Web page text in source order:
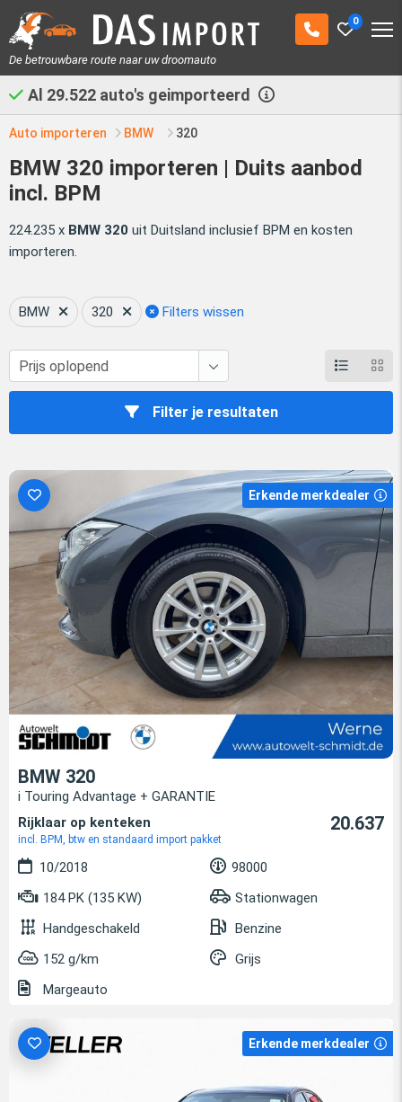
0
De betrouwbare route naar uw droomauto
Al 29.522 auto's geimporteerd
Auto importeren BMW 320
BMW 320 importeren | Duits aanbod
incl. BPM
224.235 x BMW 320 uit Duitsland inclusief BPM en kosten
importeren.
BMW 320 Filters wissen
Filter je resultaten
Erkende merkdealer
BMW 320
i Touring Advantage + GARANTIE
Rijklaar op kenteken
incl. BPM, btw en standaard import pakket
20.637
10/2018
98000
184 PK (135 KW)
Stationwagen
Handgeschakeld
Benzine
152 g/km
Grijs
Margeauto
Erkende merkdealer